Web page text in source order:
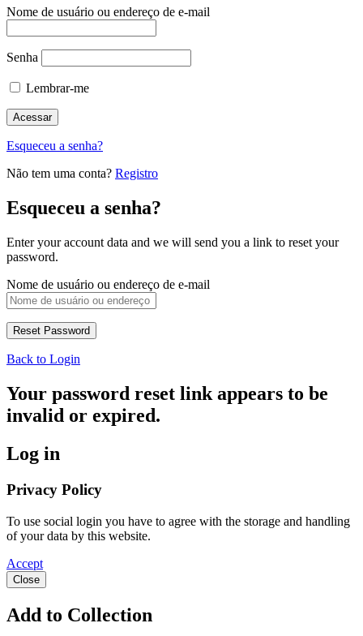
Nome de usuário ou endereço de e-mail
Senha
Lembrar-me
Esqueceu a senha?
Não tem uma conta? Registro
Esqueceu a senha?
Enter your account data and we will send you a link to reset your
password.
Nome de usuário ou endereço de e-mail
Back to Login
Your password reset link appears to be
invalid or expired.
Log in
Privacy Policy
To use social login you have to agree with the storage and handling
of your data by this website.
Accept
Close
Add to Collection